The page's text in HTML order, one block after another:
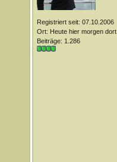
Registriert seit: 07.10.2006
Ort: Heute hier morgen dort
Beiträge: 1.286